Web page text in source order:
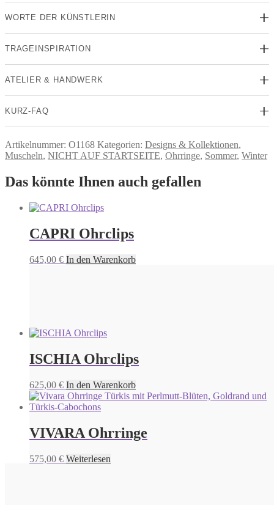
WORTE DER KÜNSTLERIN
TRAGEINSPIRATION
ATELIER & HANDWERK
KURZ-FAQ
Artikelnummer: O1168 Kategorien: Designs & Kollektionen,
Muscheln, NICHT AUF STARTSEITE, Ohrringe, Sommer, Winter
Das könnte Ihnen auch gefallen
CAPRI Ohrclips
645,00 € In den Warenkorb
ISCHIA Ohrclips
625,00 € In den Warenkorb
VIVARA Ohrringe
575,00 € Weiterlesen